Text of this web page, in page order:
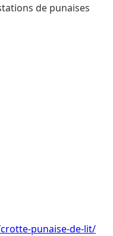
de punaises
punaise-de-lit/